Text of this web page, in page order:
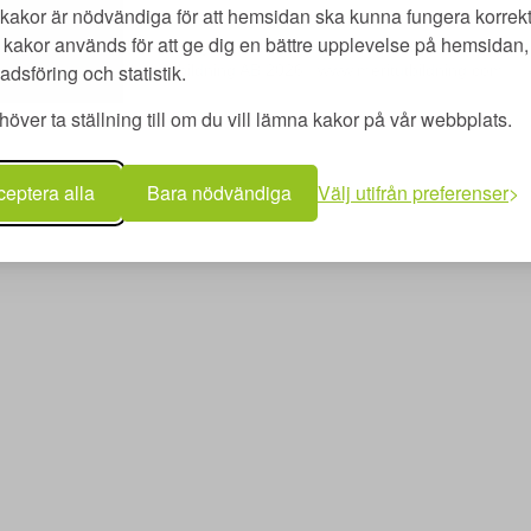
är nödvändiga för att hemsidan ska kunna fungera
används för att ge dig en bättre upplevelse på
och statistik.
ta ställning till om du vill lämna kakor på vår webbplats.
alla Bara nödvändiga Välj utifrån preferenser
AB | Adlerfelts väg 2 C | 213 65 Malmö |
Copyright © Merit utbildning AB 2026 | www.meritutbildning.com